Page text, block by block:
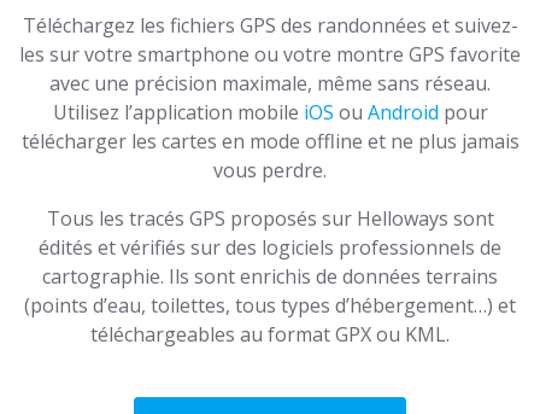
Téléchargez les fichiers GPS des randonnées et suivez-
les sur votre smartphone ou votre montre GPS favorite
avec une précision maximale, même sans réseau.
Utilisez l’application mobile iOS ou Android pour
télécharger les cartes en mode offline et ne plus jamais
vous perdre.
Tous les tracés GPS proposés sur Helloways sont
édités et vérifiés sur des logiciels professionnels de
cartographie. Ils sont enrichis de données terrains
(points d’eau, toilettes, tous types d’hébergement…) et
téléchargeables au format GPX ou KML.